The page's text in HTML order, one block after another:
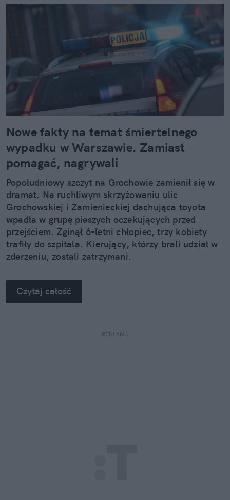
Nowe fakty na temat śmiertelnego
wypadku w Warszawie. Zamiast
pomagać, nagrywali
Popołudniowy szczyt na Grochowie zamienił się w
dramat. Na ruchliwym skrzyżowaniu ulic
Grochowskiej i Zamienieckiej dachująca toyota
wpadła w grupę pieszych oczekujących przed
przejściem. Zginął 6-letni chłopiec, trzy kobiety
trafiły do szpitala. Kierujący, którzy brali udział w
zderzeniu, zostali zatrzymani.
Czytaj całość
REKLAMA